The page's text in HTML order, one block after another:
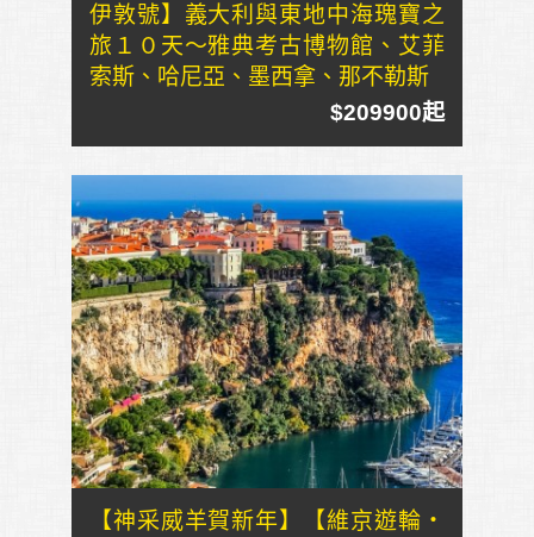
伊敦號】義大利與東地中海瑰寶之
旅１０天～雅典考古博物館、艾菲
索斯、哈尼亞、墨西拿、那不勒斯
$209900起
【神采威羊賀新年】【維京遊輪・